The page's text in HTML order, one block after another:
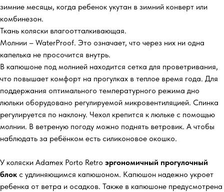
зимние месяцы, когда ребенок укутан в зимний конверт или
комбинезон.
Ткань коляски влагоотталкивающая.
Молнии – WaterProof. Это означает, что через них ни одна
капелька не просочится внутрь.
В капюшоне под молнией находится сетка для проветривания,
что повышает комфорт на прогулках в теплое время года. Для
поддержания оптимального температурного режима дно
люльки оборудовано регулируемой микровентиляцией. Спинка
регулируется по наклону. Чехол крепится к люльке с помощью
молнии. В ветреную погоду можно поднять ветровик. А чтобы
наблюдать за ребёнком есть силиконовое окошко.
У коляски Adamex Porto Retro эргономичный прогулочный
блок с удлиняющимся капюшоном. Капюшон надежно укроет
ребенка от ветра и осадков. Также в капюшоне предусмотрена